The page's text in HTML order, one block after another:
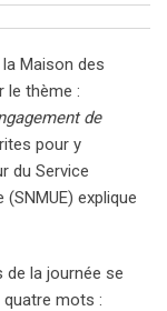
Maison des
le thème :
de
pour y
du Service
explique
la journée se
mots :